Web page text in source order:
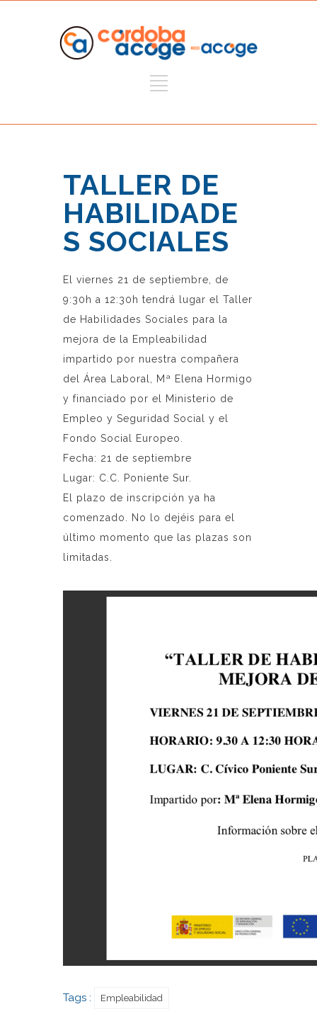
TALLER DE
HABILIDADE
S SOCIALES
El viernes 21 de septiembre, de
9:30h a 12:30h tendrá lugar el Taller
de Habilidades Sociales para la
mejora de la Empleabilidad
impartido por nuestra compañera
del Área Laboral, Mª Elena Hormigo
y financiado por el Ministerio de
Empleo y Seguridad Social y el
Fondo Social Europeo.
Fecha: 21 de septiembre
Lugar: C.C. Poniente Sur.
El plazo de inscripción ya ha
comenzado. No lo dejéis para el
último momento que las plazas son
limitadas.
Tags : Empleabilidad